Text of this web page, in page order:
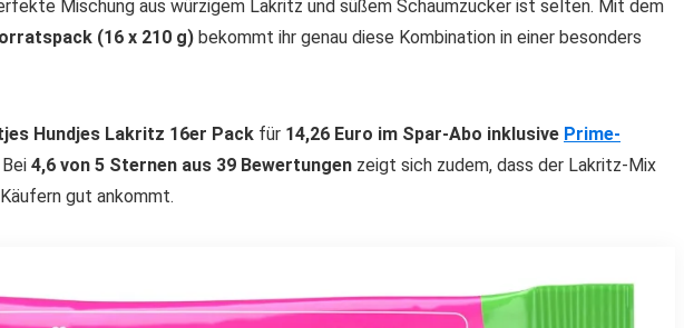
Mischung aus würzigem Lakritz und süßem Schaumzucker ist selten. Mit dem
(16 x 210 g) bekommt ihr genau diese Kombination in einer besonders
Hundjes Lakritz 16er Pack für 14,26 Euro im Spar-Abo inklusive Prime-
4,6 von 5 Sternen aus 39 Bewertungen zeigt sich zudem, dass der Lakritz-Mix
gut ankommt.